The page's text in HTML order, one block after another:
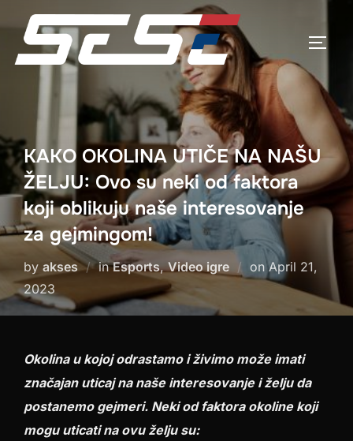
content
KAKO OKOLINA UTIČE NA NAŠU
ŽELJU: Ovo su neki od faktora
koji oblikuju naše interesovanje
za gejmingom!
by akses inEsports,Video igre onPosted
on
April 21,
2023
Okolina u kojoj odrastamo i živimo može imati
značajan uticaj na naše interesovanje i želju da
postanemo gejmeri. Neki od faktora okoline koji
mogu uticati na ovu želju su: